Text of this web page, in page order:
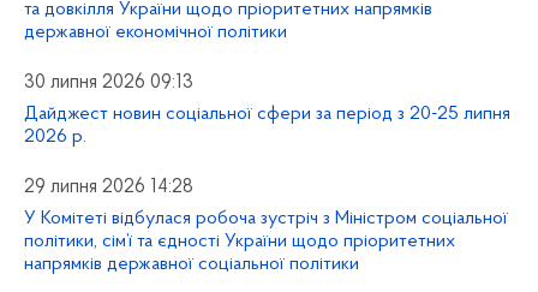
та довкілля України щодо пріоритетних напрямків
державної економічної політики
30 липня 2026 09:13
Дайджест новин соціальної сфери за період з 20-25 липня
2026 р.
29 липня 2026 14:28
У Комітеті відбулася робоча зустріч з Міністром соціальної
політики, сім’ї та єдності України щодо пріоритетних
напрямків державної соціальної політики